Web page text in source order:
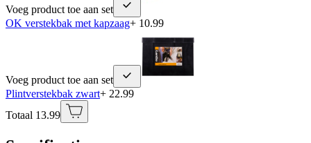
Voeg product toe aan set
OK verstekbak met kapzaag+ 10.99
Voeg product toe aan set
Plintverstekbak zwart+ 22.99
Totaal 13.99